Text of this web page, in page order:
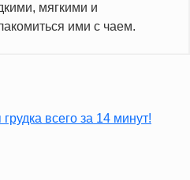
мягкими и
ими с чаем.